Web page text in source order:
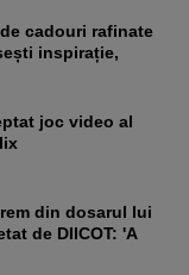
inspirație,
de DIICOT: 'A